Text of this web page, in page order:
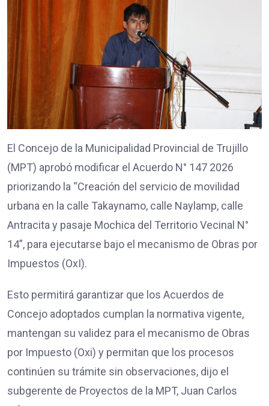
El Concejo de la Municipalidad Provincial de Trujillo
(MPT) aprobó modificar el Acuerdo N° 147 2026
priorizando la “Creación del servicio de movilidad
urbana en la calle Takaynamo, calle Naylamp, calle
Antracita y pasaje Mochica del Territorio Vecinal N°
14”, para ejecutarse bajo el mecanismo de Obras por
Impuestos (OxI).
Esto permitirá garantizar que los Acuerdos de
Concejo adoptados cumplan la normativa vigente,
mantengan su validez para el mecanismo de Obras
por Impuesto (Oxi) y permitan que los procesos
continúen su trámite sin observaciones, dijo el
subgerente de Proyectos de la MPT, Juan Carlos